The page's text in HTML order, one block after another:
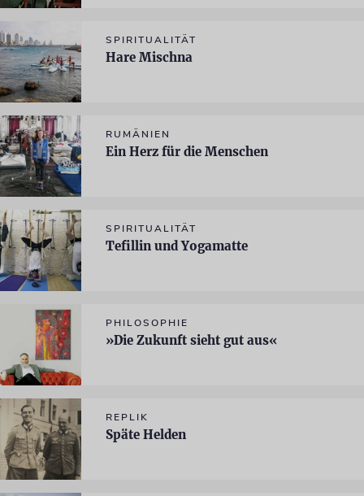
SPIRITUALITÄT
Hare Mischna
RUMÄNIEN
Ein Herz für die Menschen
SPIRITUALITÄT
Tefillin und Yogamatte
PHILOSOPHIE
»Die Zukunft sieht gut aus«
REPLIK
Späte Helden